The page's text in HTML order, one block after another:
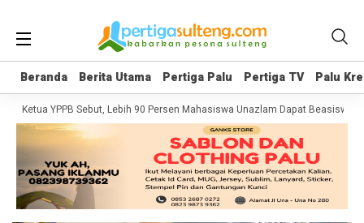
Beranda Berita Utama Pertiga Palu Pertiga TV Palu
Beranda Berita Utama Pertiga Palu Pertiga TV Palu
Ketua YPPB Sebut, Lebih 90 Persen Mahasiswa Unazlam Dapat Beasiswa